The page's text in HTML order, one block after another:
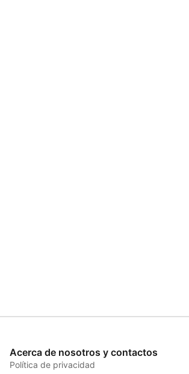
Acerca de nosotros y contactos
Política de privacidad